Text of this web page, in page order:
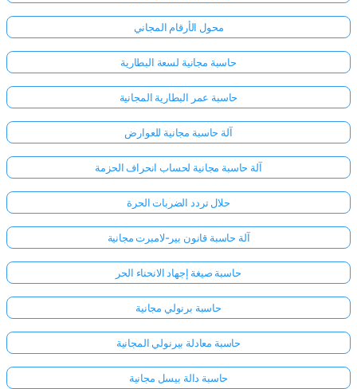
محول الأرقام المجاني
حاسبة مجانية لسعة البطارية
حاسبة عمر البطارية المجانية
آلة حاسبة مجانية للعوارض
آلة حاسبة مجانية لحساب انحراف الحزمة
حلال تردد الضربات الحرة
آلة حاسبة قانون بير-لامبرت مجانية
حاسبة صيغة إجهاد الانحناء الحر
حاسبة برنولي مجانية
حاسبة معادلة بيرنولي المجانية
حاسبة دالة بيسل مجانية